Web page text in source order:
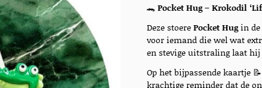
🐊Pocket Hug – Krokodil
Deze stoerePocket Hugin de
voor iemand die wel wat
en stevige uitstraling laat
Op het bijpassende kaartje
krachtige reminder dat de